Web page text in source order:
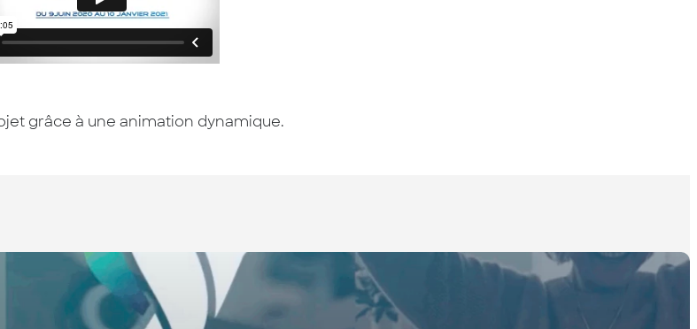
grâce à une animation dynamique.